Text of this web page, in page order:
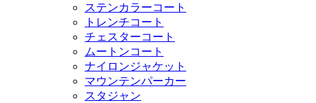
ステンカラーコート
トレンチコート
チェスターコート
ムートンコート
ナイロンジャケット
マウンテンパーカー
スタジャン